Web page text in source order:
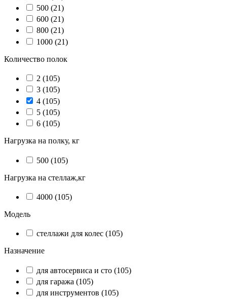
500 (21)
600 (21)
800 (21)
1000 (21)
Количество полок
2 (105)
3 (105)
4 (105)
5 (105)
6 (105)
Нагрузка на полку, кг
500 (105)
Нагрузка на стеллаж,кг
4000 (105)
Модель
стеллажи для колес (105)
Назначение
для автосервиса и сто (105)
для гаража (105)
для инструментов (105)